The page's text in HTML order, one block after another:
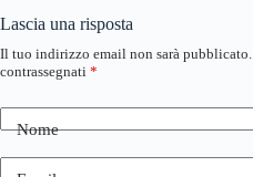
Lascia una risposta
Il tuo indirizzo email non sarà pubblicato.
contrassegnati *
Nome